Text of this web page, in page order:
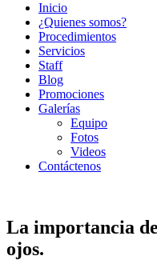
Inicio
¿Quienes somos?
Procedimientos
Servicios
Staff
Blog
Promociones
Galerías
Equipo
Fotos
Videos
Contáctenos
La importancia
ojos.